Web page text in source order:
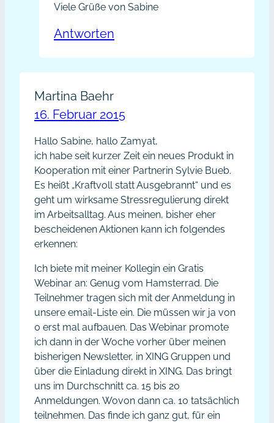
Viele Grüße von Sabine
Antworten
Martina Baehr
16. Februar 2015
Hallo Sabine, hallo Zamyat,
ich habe seit kurzer Zeit ein neues Produkt in
Kooperation mit einer Partnerin Sylvie Bueb.
Es heißt „Kraftvoll statt Ausgebrannt“ und es
geht um wirksame Stressregulierung direkt
im Arbeitsalltag. Aus meinen, bisher eher
bescheidenen Aktionen kann ich folgendes
erkennen:
Ich biete mit meiner Kollegin ein Gratis
Webinar an: Genug vom Hamsterrad. Die
Teilnehmer tragen sich mit der Anmeldung in
unsere email-Liste ein. Die müssen wir ja von
0 erst mal aufbauen. Das Webinar promote
ich dann in der Woche vorher über meinen
bisherigen Newsletter, in XING Gruppen und
über die Einladung direkt in XING. Das bringt
uns im Durchschnitt ca. 15 bis 20
Anmeldungen. Wovon dann ca. 10 tatsächlich
teilnehmen. Das finde ich ganz gut, für ein